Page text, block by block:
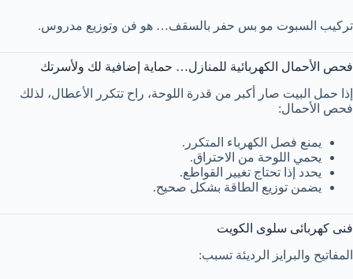
تركيب السبوت مو بس حفر بالسقف… هو فن وتوزيع مدروس.
فحص الأحمال الكهربائية للمنازل… حماية إضافية لك ولأسرتك
إذا حمل البيت صار أكبر من قدرة اللوحة، راح تتكرر الأعطال، لذلك
فحص الأحمال:
يمنع فصل الكهرباء المتكرر.
يحمي اللوحة من الاحتراق.
يحدد إذا تحتاج تغيير القواطع.
يضمن توزيع الطاقة بشكل صحيح.
فنى كهربائى سلوى الكويت
المفاتيح والبرايز الرديئة تسبب: